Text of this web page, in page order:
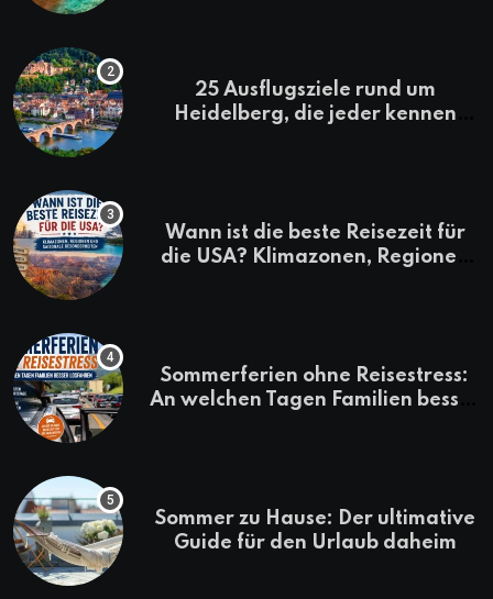
25 Ausflugsziele rund um
Heidelberg, die jeder kennen
Wann ist die beste Reisezeit für
die USA? Klimazonen, Regionen
Sommerferien ohne Reisestress:
An welchen Tagen Familien besser
Sommer zu Hause: Der ultimative
Guide für den Urlaub daheim